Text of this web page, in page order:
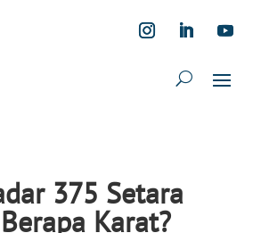
375 Setara
Karat?